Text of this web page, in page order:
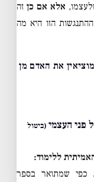
אלא אם כן זה
הזו היא מה
את האדם מן
(ביטול
ללימוד:
כפי שמתואר בספר